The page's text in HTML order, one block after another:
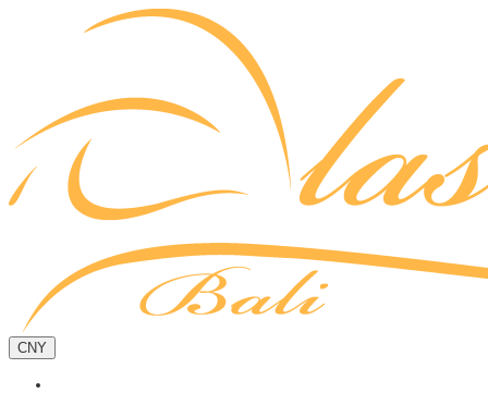
CNY